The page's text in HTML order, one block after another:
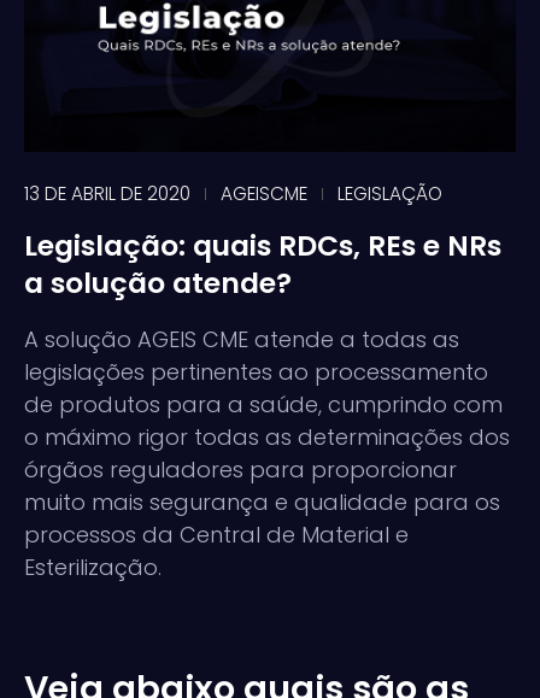
13 DE ABRIL DE 2020 AGEISCME LEGISLAÇÃO
Legislação: quais RDCs, REs e NRs
a solução atende?
A solução AGEIS CME atende a todas as
legislações pertinentes ao processamento
de produtos para a saúde, cumprindo com
o máximo rigor todas as determinações dos
órgãos reguladores para proporcionar
muito mais segurança e qualidade para os
processos da Central de Material e
Esterilização.